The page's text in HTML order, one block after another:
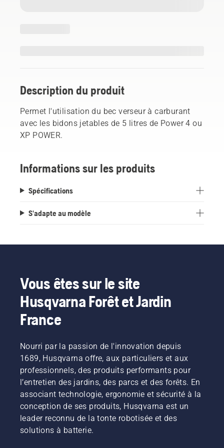
Description du produit
Permet l'utilisation du bec verseur à carburant
avec les bidons jetables de 5 litres de Power 4 ou
XP POWER.
Informations sur les produits
Spécifications
S'adapte au modèle
Vous êtes sur le site
Husqvarna Forêt et Jardin
France
Nourri par la passion de l'innovation depuis
1689, Husqvarna offre, aux particuliers et aux
professionnels, des produits performants pour
l’entretien des jardins, des parcs et des forêts. En
associant technologie, ergonomie et sécurité à la
conception de ses produits, Husqvarna est un
leader reconnu de la tonte robotisée et des
solutions à batterie.